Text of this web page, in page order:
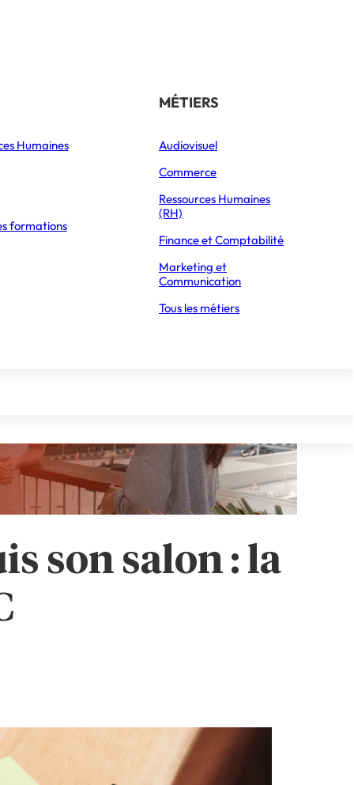
Éducation
THÉMATIQUES
Orientation
Vie étudiante
Formations
Partir à l’étranger
Humaines
formations
MÉTIERS
Audiovisuel
Commerce
Ressources Humaines
(RH)
Finance et Comptabilité
Marketing et
Communication
Tous les métiers
DES MOOC
son salon : la